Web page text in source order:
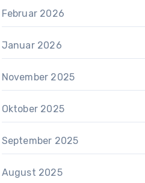
Februar 2026
Januar 2026
November 2025
Oktober 2025
September 2025
August 2025